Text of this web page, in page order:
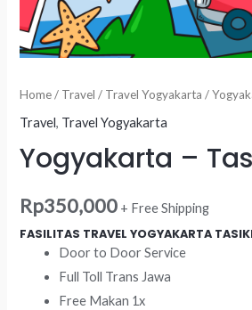
Home/ Travel / Travel Yogyakarta /
Travel, Travel Yogyakarta
Yogyakarta –
Rp350,000 + Free Shipping
FASILITAS TRAVEL YOGYAKARTA
Door to Door Service
Full Toll Trans Jawa
Free Makan 1x